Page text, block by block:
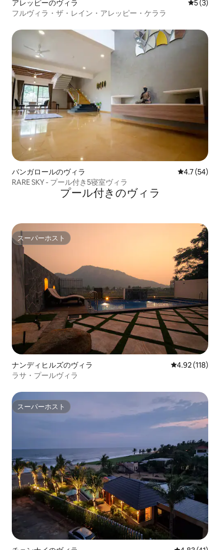
アレッピーのヴィラ レビュー
5 (3)
フルヴィラ・ザ・レイン・アレッピー・ケララ
バンガロールのヴィラ レビュー54
4.7 (54)
RARE SKY - プール付き5寝室ヴィラ
プール付きのヴィラ
スーパーホスト
スーパーホスト
ナンディヒルズのヴィラ レビュー118
4.92 (118)
ラサ・プールヴィラ
スーパーホスト
スーパーホスト